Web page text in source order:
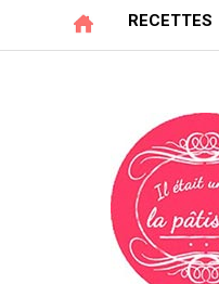
RECETTES